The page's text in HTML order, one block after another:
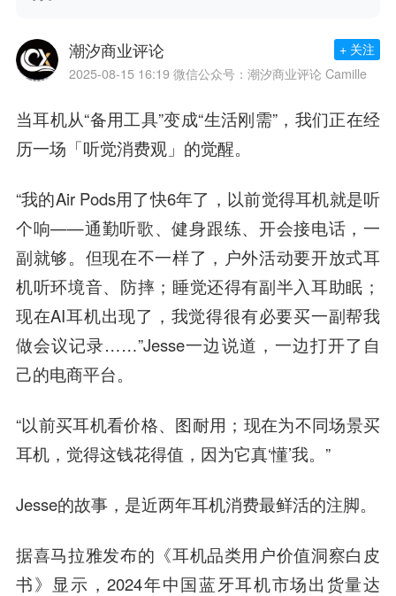
潮汐商业评论
2025-08-15 16:19 微信公众号：潮汐商业评论 Camille
+ 关注
当耳机从“备用工具”变成“生活刚需”，我们正在经
历一场「听觉消费观」的觉醒。
“我的Air Pods用了快6年了，以前觉得耳机就是听
个响——通勤听歌、健身跟练、开会接电话，一
副就够。但现在不一样了，户外活动要开放式耳
机听环境音、防摔；睡觉还得有副半入耳助眠；
现在AI耳机出现了，我觉得很有必要买一副帮我
做会议记录……”Jesse一边说道，一边打开了自
己的电商平台。
“以前买耳机看价格、图耐用；现在为不同场景买
耳机，觉得这钱花得值，因为它真‘懂’我。”
Jesse的故事，是近两年耳机消费最鲜活的注脚。
据喜马拉雅发布的《耳机品类用户价值洞察白皮
书》显示，2024年中国蓝牙耳机市场出货量达